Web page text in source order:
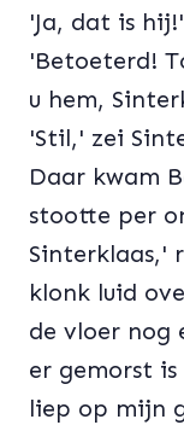
'Ja, dat is
'Betoeterd!
u hem,
'Stil,' zei
Daar kwam
stootte per
Sinterklaas,'
klonk luid
de vloer nog
er gemorst
liep op mijn